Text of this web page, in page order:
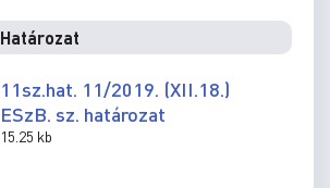
Határozat
11sz.hat. 11/2019. (XII.18.)
ESzB. sz. határozat
15.25 kb